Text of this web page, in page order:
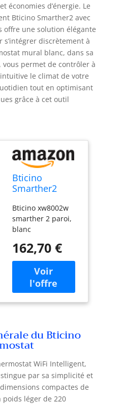
économies d’énergie. Le
Bticino Smarther2 avec
offre une solution élégante
discrètement à
mural blanc, dans sa
permet de contrôler à
le climat de votre
tout en optimisant
grâce à cet outil
Bticino
Smarther2
WiFi Intelligent
avec Netatmo
XW8002W,
Mural, Blanc -
Version
Professionnelle
Bticino xw8002w
smarther 2 paroi,
blanc
162,70 €
du Bticino
WiFi Intelligent,
par sa simplicité et
compactes de
poids léger de 220